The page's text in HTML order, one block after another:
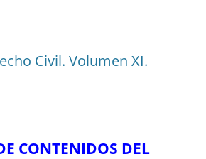
Civil. Volumen XI.
CONTENIDOS DEL